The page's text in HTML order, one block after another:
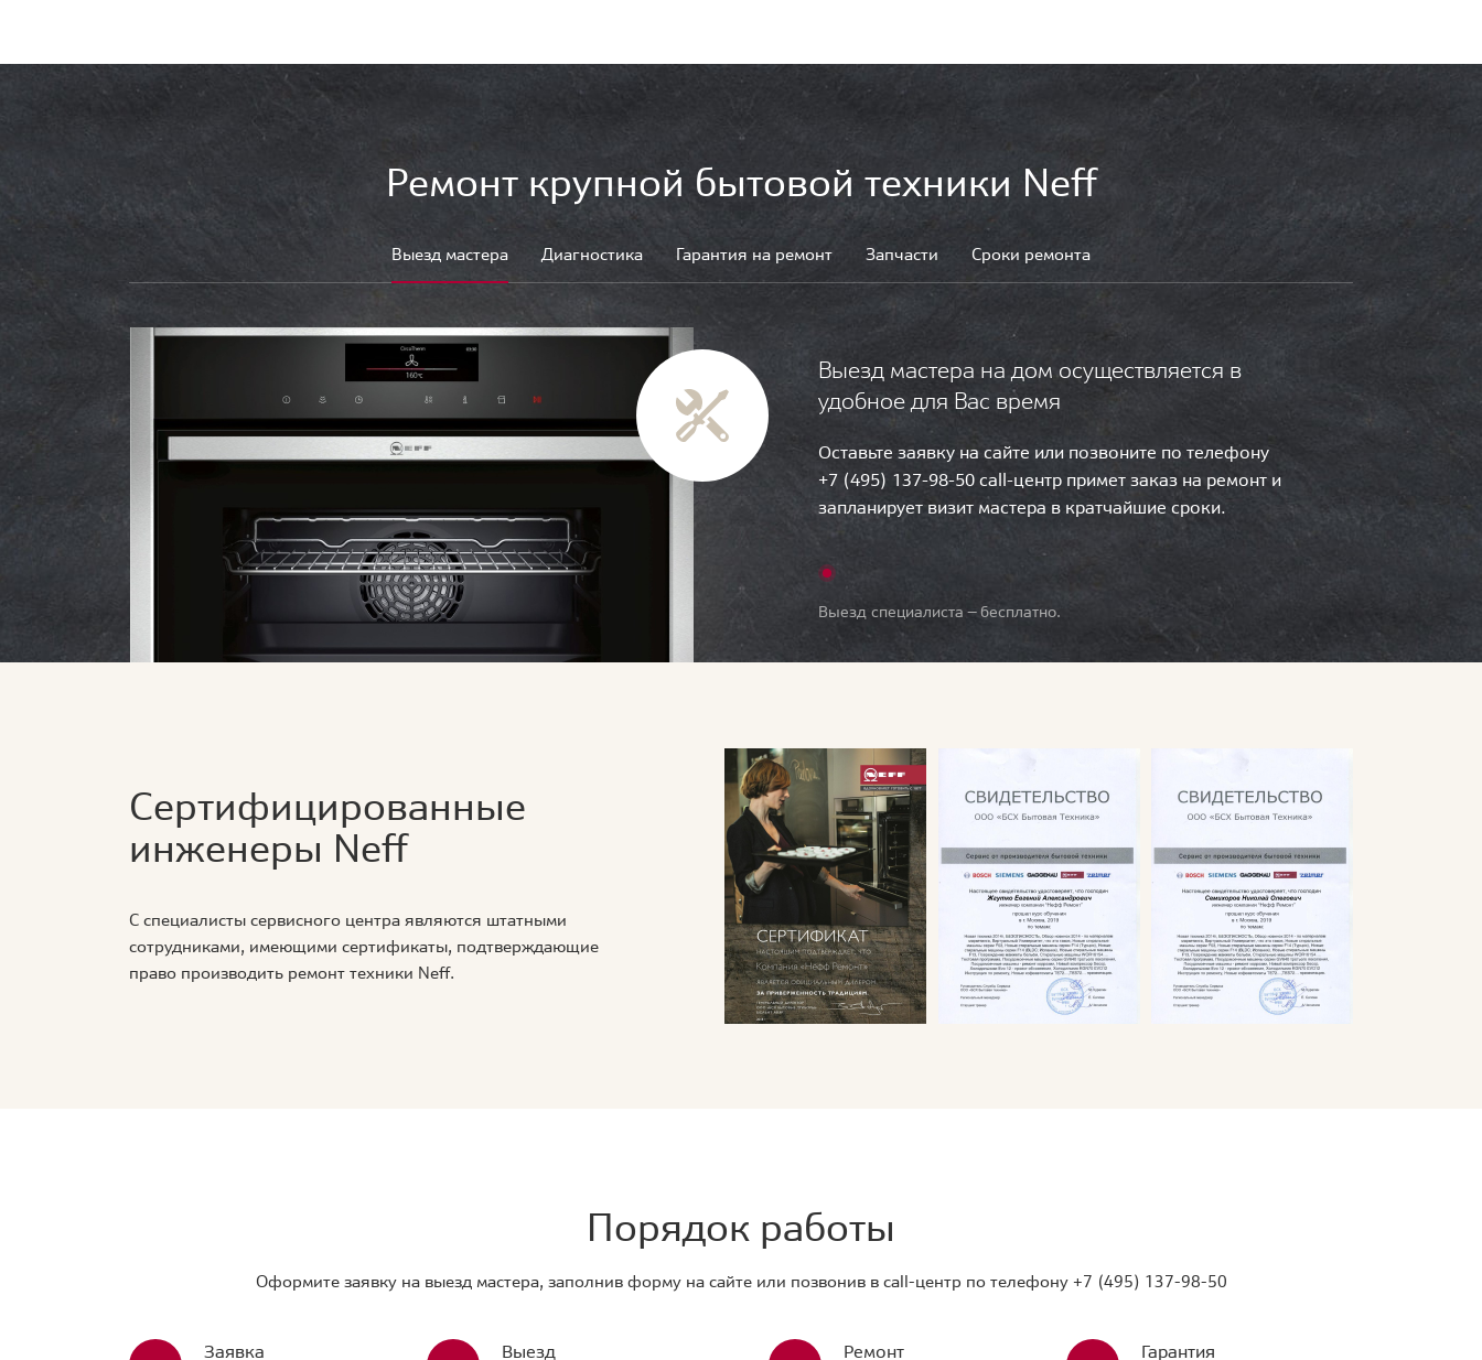
Ремонт крупной бытовой техники Neff
Выезд мастера Диагностика Гарантия на ремонт Запчасти Сроки ремонта
Выезд мастера на дом осуществляется в
удобное для Вас время
Оставьте заявку на сайте или позвоните по телефону
+7 (495) 137-98-50 call-центр примет заказ на ремонт и
запланирует визит мастера в кратчайшие сроки.
Выезд специалиста — бесплатно.
Сертифицированные
инженеры Neff
С специалисты сервисного центра являются штатными
сотрудниками, имеющими сертификаты, подтверждающие
право производить ремонт техники Neff.
Порядок работы
Оформите заявку на выезд мастера, заполнив форму на сайте или позвонив в call-центр по телефону +7 (495) 137-98-50
Заявка Выезд Ремонт Гарантия